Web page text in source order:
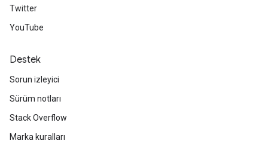
Twitter
YouTube
Destek
Sorun izleyici
Sürüm notları
Stack Overflow
Marka kuralları